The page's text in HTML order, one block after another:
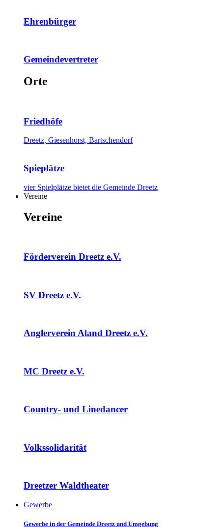
Ehrenbürger
Gemeindevertreter
Orte
Friedhöfe
Dreetz, Giesenhorst, Bartschendorf
Spieplätze
vier Spielplätze bietet die Gemeinde Dreetz
Vereine
Vereine
Förderverein Dreetz e.V.
SV Dreetz e.V.
Anglerverein Aland Dreetz e.V.
MC Dreetz e.V.
Country- und Linedancer
Volkssolidarität
Dreetzer Waldtheater
Gewerbe
Gewerbe in der Gemeinde Dreetz und Umgebung